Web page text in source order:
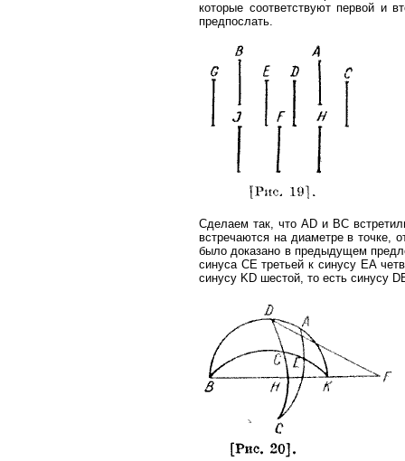
которые соответствуют первой и
предпослать.
Сделаем так, что AD и ВС
встречаются на диаметре в точке,
было доказано в предыдущем
синуса СЕ третьей к синусу ЕА
синусу KD шестой, то есть синусу